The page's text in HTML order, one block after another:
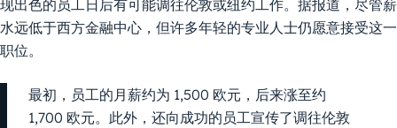
现出色的员工日后有可能调往伦敦或纽约工作。据报道，尽管薪
水远低于西方金融中心，但许多年轻的专业人士仍愿意接受这一
职位。
最初，员工的月薪约为 1,500 欧元，后来涨至约
1,700 欧元。此外，还向成功的员工宣传了调往伦敦